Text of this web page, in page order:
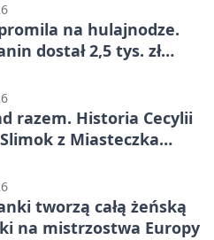
na hulajnodze.
dostał 2,5 tys. zł
razem. Historia Cecylii
z Miasteczka
tworzą całą żeńską
na mistrzostwa Europy